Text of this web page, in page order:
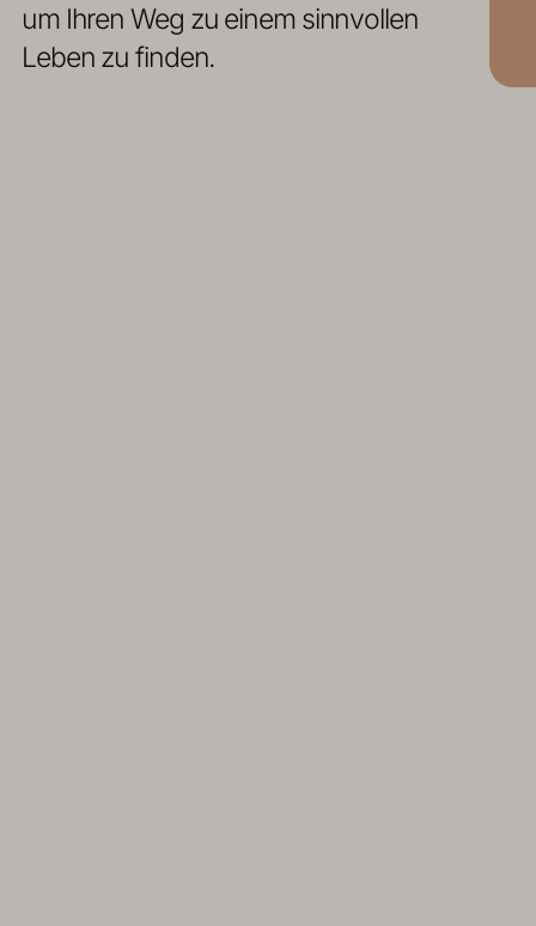
um Ihren Weg zu einem sinnvollen
Leben zu finden.